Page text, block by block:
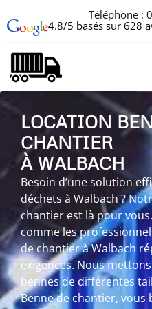
Téléphone :
4.8/5 basés sur 628
LOCATION
CHANTIER
À WALBACH
Besoin d’une solution
déchets à Walbach ?
chantier est là pour
comme les
de chantier à Walbach
exigences. Nous
bennes de différentes
Benne de chantier, vous